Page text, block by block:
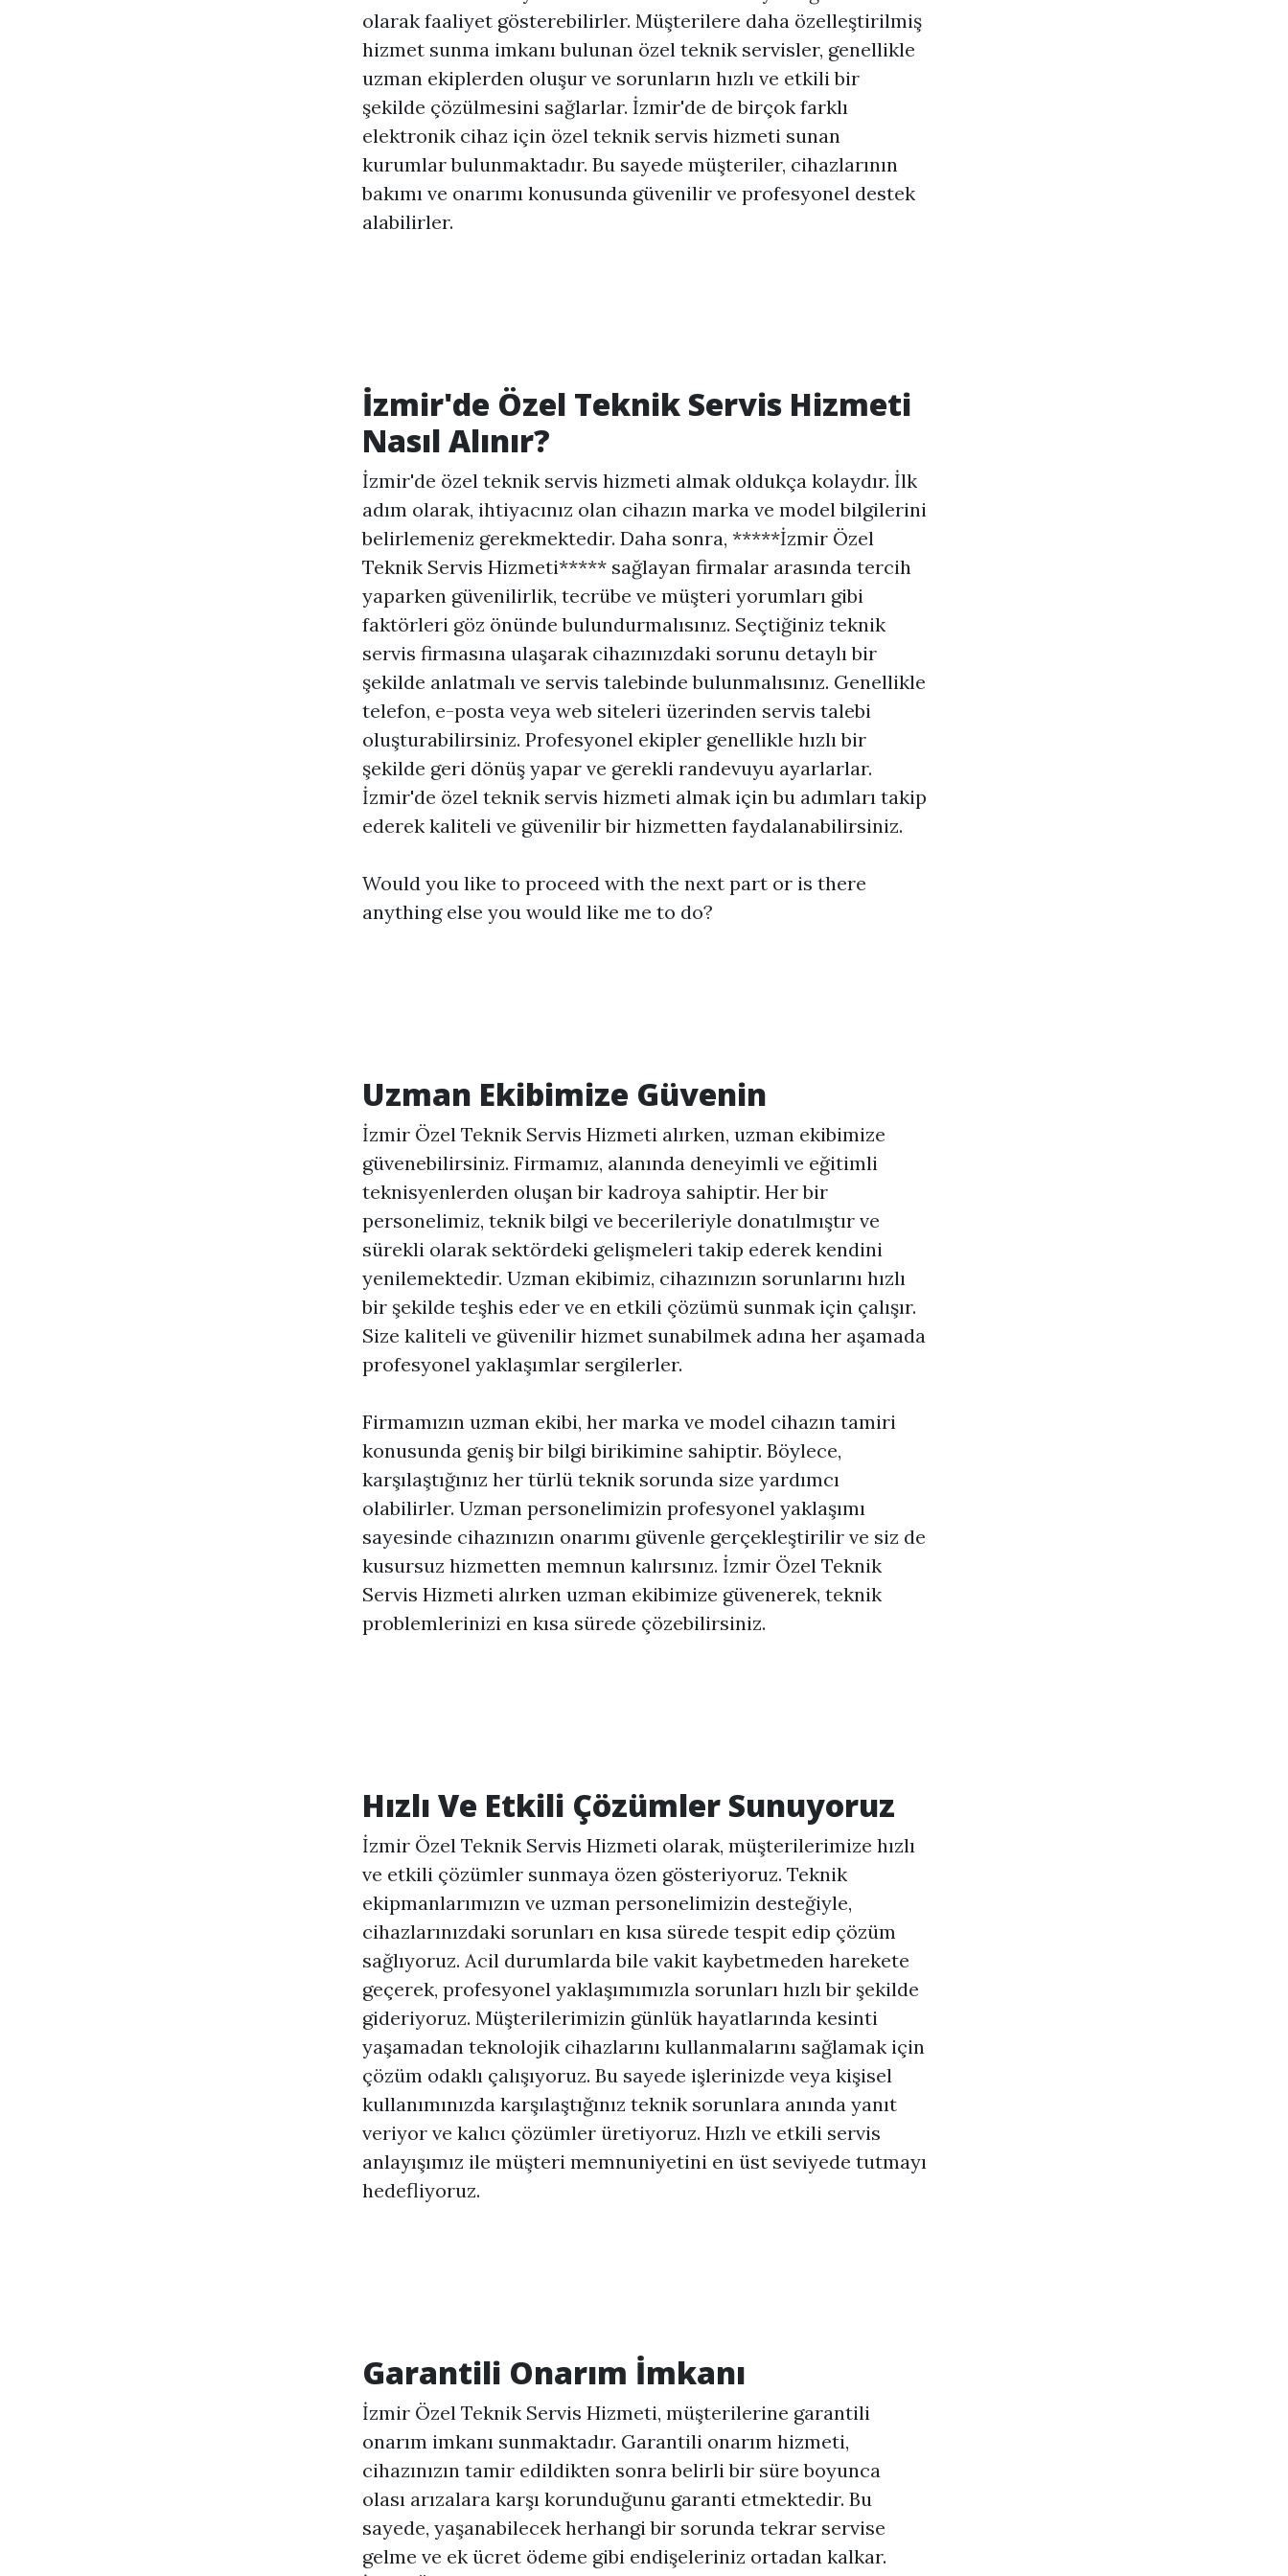
olarak faaliyet gösterebilirler. Müşterilere daha özelleştirilmiş
hizmet sunma imkanı bulunan özel teknik servisler, genellikle
uzman ekiplerden oluşur ve sorunların hızlı ve etkili bir
şekilde çözülmesini sağlarlar. İzmir'de de birçok farklı
elektronik cihaz için özel teknik servis hizmeti sunan
kurumlar bulunmaktadır. Bu sayede müşteriler, cihazlarının
bakımı ve onarımı konusunda güvenilir ve profesyonel destek
alabilirler.
İzmir'de Özel Teknik Servis Hizmeti
Nasıl Alınır?
İzmir'de özel teknik servis hizmeti almak oldukça kolaydır. İlk
adım olarak, ihtiyacınız olan cihazın marka ve model bilgilerini
belirlemeniz gerekmektedir. Daha sonra, *****İzmir Özel
Teknik Servis Hizmeti***** sağlayan firmalar arasında tercih
yaparken güvenilirlik, tecrübe ve müşteri yorumları gibi
faktörleri göz önünde bulundurmalısınız. Seçtiğiniz teknik
servis firmasına ulaşarak cihazınızdaki sorunu detaylı bir
şekilde anlatmalı ve servis talebinde bulunmalısınız. Genellikle
telefon, e-posta veya web siteleri üzerinden servis talebi
oluşturabilirsiniz. Profesyonel ekipler genellikle hızlı bir
şekilde geri dönüş yapar ve gerekli randevuyu ayarlarlar.
İzmir'de özel teknik servis hizmeti almak için bu adımları takip
ederek kaliteli ve güvenilir bir hizmetten faydalanabilirsiniz.
Would you like to proceed with the next part or is there
anything else you would like me to do?
Uzman Ekibimize Güvenin
İzmir Özel Teknik Servis Hizmeti alırken, uzman ekibimize
güvenebilirsiniz. Firmamız, alanında deneyimli ve eğitimli
teknisyenlerden oluşan bir kadroya sahiptir. Her bir
personelimiz, teknik bilgi ve becerileriyle donatılmıştır ve
sürekli olarak sektördeki gelişmeleri takip ederek kendini
yenilemektedir. Uzman ekibimiz, cihazınızın sorunlarını hızlı
bir şekilde teşhis eder ve en etkili çözümü sunmak için çalışır.
Size kaliteli ve güvenilir hizmet sunabilmek adına her aşamada
profesyonel yaklaşımlar sergilerler.
Firmamızın uzman ekibi, her marka ve model cihazın tamiri
konusunda geniş bir bilgi birikimine sahiptir. Böylece,
karşılaştığınız her türlü teknik sorunda size yardımcı
olabilirler. Uzman personelimizin profesyonel yaklaşımı
sayesinde cihazınızın onarımı güvenle gerçekleştirilir ve siz de
kusursuz hizmetten memnun kalırsınız. İzmir Özel Teknik
Servis Hizmeti alırken uzman ekibimize güvenerek, teknik
problemlerinizi en kısa sürede çözebilirsiniz.
Hızlı Ve Etkili Çözümler Sunuyoruz
İzmir Özel Teknik Servis Hizmeti olarak, müşterilerimize hızlı
ve etkili çözümler sunmaya özen gösteriyoruz. Teknik
ekipmanlarımızın ve uzman personelimizin desteğiyle,
cihazlarınızdaki sorunları en kısa sürede tespit edip çözüm
sağlıyoruz. Acil durumlarda bile vakit kaybetmeden harekete
geçerek, profesyonel yaklaşımımızla sorunları hızlı bir şekilde
gideriyoruz. Müşterilerimizin günlük hayatlarında kesinti
yaşamadan teknolojik cihazlarını kullanmalarını sağlamak için
çözüm odaklı çalışıyoruz. Bu sayede işlerinizde veya kişisel
kullanımınızda karşılaştığınız teknik sorunlara anında yanıt
veriyor ve kalıcı çözümler üretiyoruz. Hızlı ve etkili servis
anlayışımız ile müşteri memnuniyetini en üst seviyede tutmayı
hedefliyoruz.
Garantili Onarım İmkanı
İzmir Özel Teknik Servis Hizmeti, müşterilerine garantili
onarım imkanı sunmaktadır. Garantili onarım hizmeti,
cihazınızın tamir edildikten sonra belirli bir süre boyunca
olası arızalara karşı korunduğunu garanti etmektedir. Bu
sayede, yaşanabilecek herhangi bir sorunda tekrar servise
gelme ve ek ücret ödeme gibi endişeleriniz ortadan kalkar.